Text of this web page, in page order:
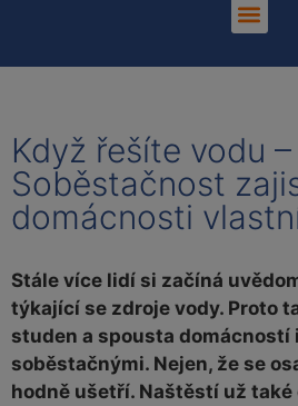
Když řešíte vodu –
Soběstačnost
domácnosti
Stále více lidí si začíná
týkající se zdroje vody. Proto
studen a spousta domácností
soběstačnými. Nejen, že se
hodně ušetří. Naštěstí už